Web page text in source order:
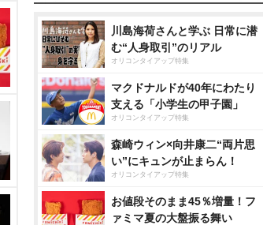
川島海荷さんと学ぶ 日常に潜
む“人身取引”のリアル
オリコンタイアップ特集
マクドナルドが40年にわたり
支える「小学生の甲子園」
オリコンタイアップ特集
森崎ウィン×向井康二“両片思
い”にキュンが止まらん！
オリコンタイアップ特集
お値段そのまま45％増量！フ
ァミマ夏の大盤振る舞い